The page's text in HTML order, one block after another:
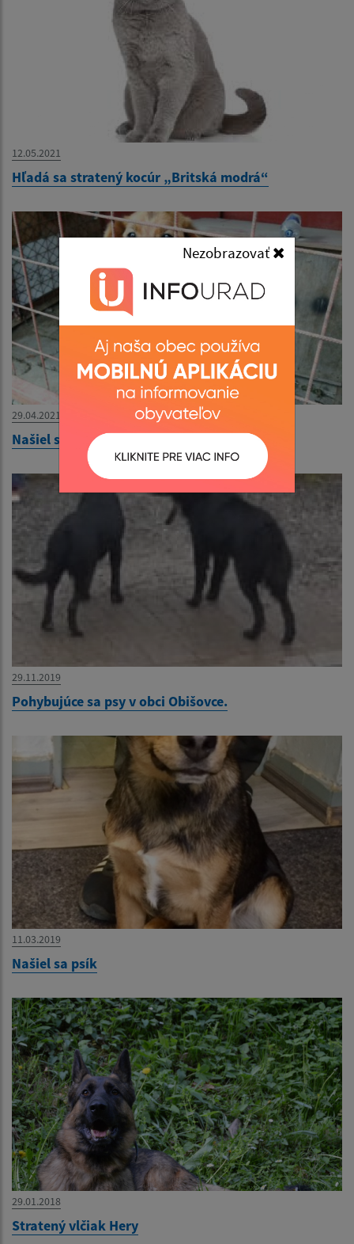
Nezobrazovať
12.05.2021
Hľadá sa stratený kocúr „Britská modrá“
29.04.2021
Našiel sa psík
29.11.2019
Pohybujúce sa psy v obci Obišovce.
11.03.2019
Našiel sa psík
29.01.2018
Stratený vlčiak Hery